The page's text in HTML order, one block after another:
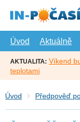
hlavní
Úvod
Aktuálně
AKTUALITA: Víkend
teplotami
Úvod Předpověď